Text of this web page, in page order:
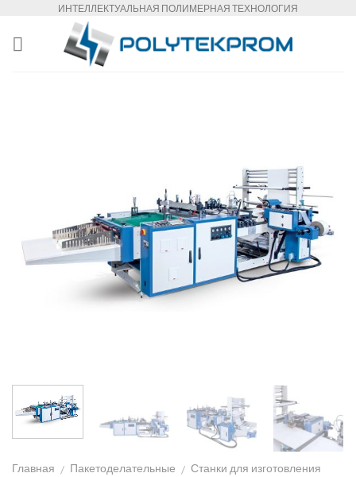
content
ИНТЕЛЛЕКТУАЛЬНАЯ ПОЛИМЕРНАЯ ТЕХНОЛОГИЯ
Главная / Пакетоделательные / Станки для изготовления